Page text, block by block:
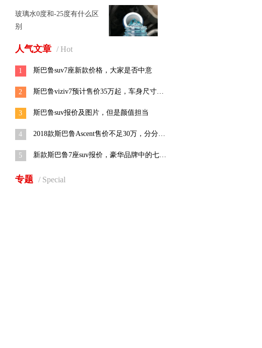
玻璃水0度和-25度有什么区
别
人气文章 / Hot
1 斯巴鲁suv7座新款价格，大家是否中意
2
斯巴鲁viziv7预计售价35万起，车身尺寸无
3
斯巴鲁suv报价及图片，但是颜值担当
4
2018款斯巴鲁Ascent售价不足30万，分分钟
5
新款斯巴鲁7座suv报价，豪华品牌中的七座
专题 / Special